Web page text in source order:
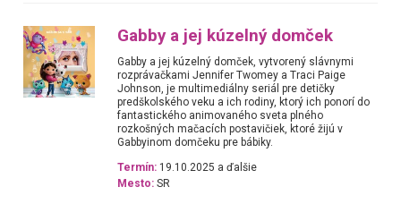
Gabby a jej kúzelný domček
Gabby a jej kúzelný domček, vytvorený slávnymi
rozprávačkami Jennifer Twomey a Traci Paige
Johnson, je multimediálny seriál pre detičky
predškolského veku a ich rodiny, ktorý ich ponorí do
fantastického animovaného sveta plného
rozkošných mačacích postavičiek, ktoré žijú v
Gabbyinom domčeku pre bábiky.
Termín: 19.10.2025 a ďalšie
Mesto: SR